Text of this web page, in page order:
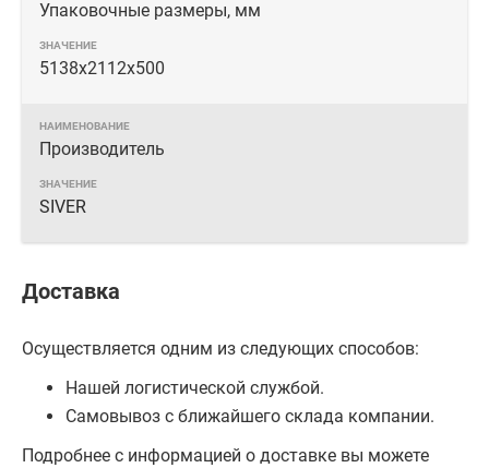
Упаковочные размеры, мм
5138х2112х500
Производитель
SIVER
Доставка
Осуществляется одним из следующих способов:
Нашей логистической службой.
Самовывоз с ближайшего склада компании.
Подробнее с информацией о доставке вы можете